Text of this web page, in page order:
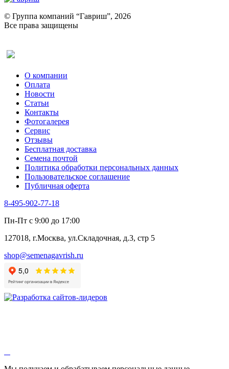
Ревень
Рукола
Рута
Тмин
Трава для чая
Туласи
Укроп
Фенхель пряный
Хризантема овощная
Цикорий пряный
Цикорий салатный (Витлуф)
Черемша
Шпинат
Щавель
Эндивий
Эстрагон
Алтей
Бессмертник
Валериана
Валерианелла
Гибискус лекарственный
Девясил
Душица
Змееголовник
© Группа компаний “Гавриш”, 2026
Все права защищены
О компании
Оплата
Новости
Статьи
Контакты
Фотогалерея​
Сервис
Отзывы
Бесплатная доставка
Семена почтой
Политика обработки персональных данных
Пользовательское соглашение
Публичная оферта
8-495-902-77-18
Пн-Пт с 9:00 до 17:00
127018, г.Москва, ул.Складочная, д.3, стр 5
shop@semenagavrish.ru